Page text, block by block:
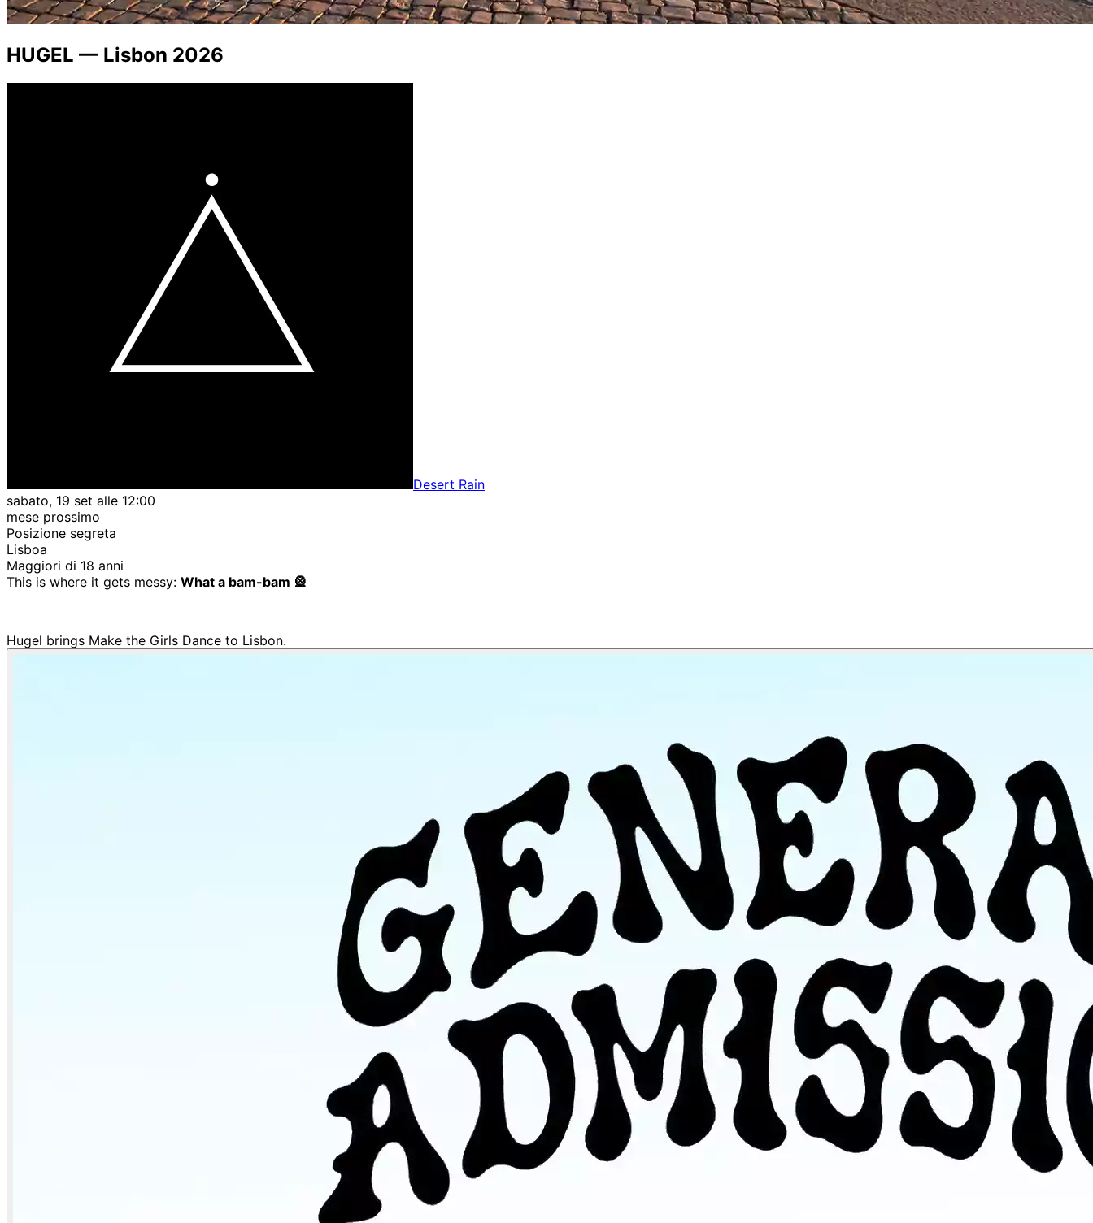
HUGEL — Lisbon 2026
Desert Rain
sabato, 19 set alle 12:00
mese prossimo
Posizione segreta
Lisboa
Maggiori di 18 anni
This is where it gets messy: What a bam-bam 🎡
Hugel brings Make the Girls Dance to Lisbon.